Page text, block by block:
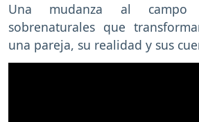
Una mudanza al campo
sobrenaturales que
una pareja, su realidad y sus